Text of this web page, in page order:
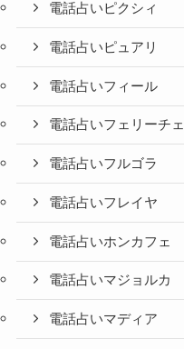
電話占いピクシィ
電話占いピュアリ
電話占いフィール
電話占いフェリーチェ
電話占いフルゴラ
電話占いフレイヤ
電話占いホンカフェ
電話占いマジョルカ
電話占いマディア